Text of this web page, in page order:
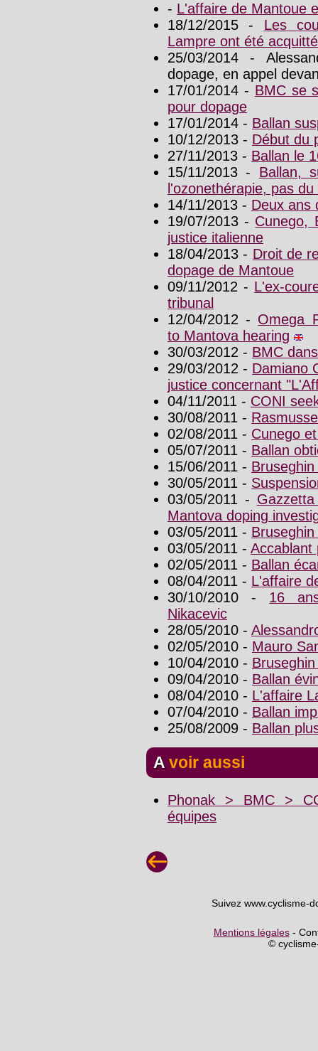
- L'affaire de Mantoue
18/12/2015 - Les
Lampre ont été
25/03/2014 -
dopage, en appel
17/01/2014 - BMC se
pour dopage
17/01/2014 - Ballan
10/12/2013 - Début du
27/11/2013 - Ballan le
15/11/2013 - Ballan,
l'ozonethérapie, pas
14/11/2013 - Deux ans
19/07/2013 - Cunego,
justice italienne
18/04/2013 - Droit de
dopage de Mantoue
09/11/2012 - L'ex-
tribunal
12/04/2012 - Omega
to Mantova hearing
30/03/2012 - BMC
29/03/2012 - Damiano
justice concernant
04/11/2011 - CONI
30/08/2011 -
02/08/2011 - Cunego
05/07/2011 - Ballan
15/06/2011 -
30/05/2011 -
03/05/2011 -
Mantova doping
03/05/2011 -
03/05/2011 - Accablant
02/05/2011 - Ballan
08/04/2011 - L'affaire
30/10/2010 - 16
Nikacevic
28/05/2010 -
02/05/2010 - Mauro
10/04/2010 -
09/04/2010 - Ballan
08/04/2010 - L'affaire
07/04/2010 - Ballan
25/08/2009 - Ballan
A voir aussi
Phonak > BMC >
équipes
Suivez www.cyclisme-
Mentions légales-
©